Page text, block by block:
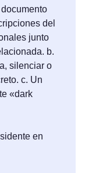
del
junto
b.
silenciar o
c. Un
«dark
en